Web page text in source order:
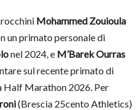
Mohammed Zouioula
un primato personale di
nel 2024, e M’Barek Ourras
sul recente primato di
Half Marathon 2026. Per
(Brescia 25cento Athletics)